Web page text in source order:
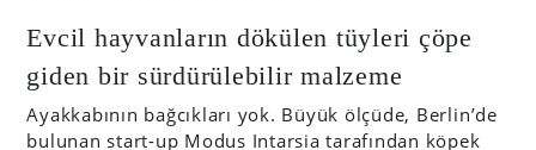
Evcil hayvanların dökülen tüyleri çöpe
giden bir sürdürülebilir malzeme
Ayakkabının bağcıkları yok. Büyük ölçüde, Berlin’de
bulunan start-up Modus Intarsia tarafından köpek